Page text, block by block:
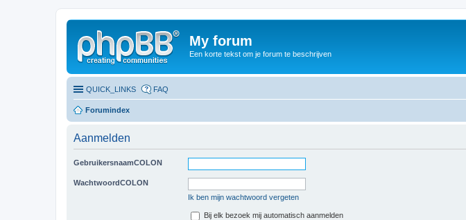
My forum
Een korte tekst om je forum te beschrijven
QUICK_LINKS FAQ
Forumindex
Aanmelden
GebruikersnaamCOLON
WachtwoordCOLON
Ik ben mijn wachtwoord vergeten
Bij elk bezoek mij automatisch aanmelden